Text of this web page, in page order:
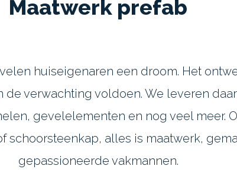
Maatwerk prefab
huiseigenaren een droom. Het
de verwachting voldoen. We leveren
gevelelementen en nog veel meer.
schoorsteenkap, alles is maatwerk,
gepassioneerde vakmannen.